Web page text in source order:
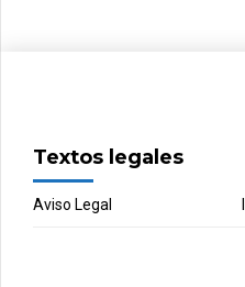
Textos legales
Aviso Legal